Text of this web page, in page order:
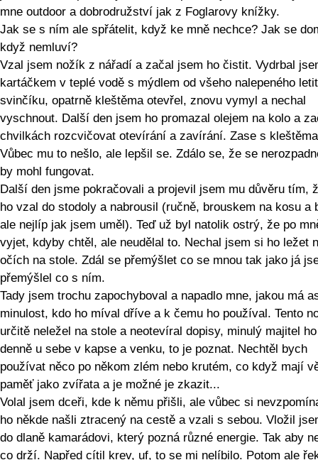
mne outdoor a dobrodružství jak z Foglarovy knížky.
Jak se s ním ale spřátelit, když ke mně nechce? Jak se
když nemluví?
Vzal jsem nožík z nářadí a začal jsem ho čistit. Vydrbal
kartáčkem v teplé vodě s mýdlem od všeho nalepeného
svinčíku, opatrně kleštěma otevřel, znovu vymyl a nechal
vyschnout. Další den jsem ho promazal olejem na kolo a
chvilkách rozcvičovat otevírání a zavírání. Zase s
Vůbec mu to nešlo, ale lepšil se. Zdálo se, že se
by mohl fungovat.
Další den jsme pokračovali a projevil jsem mu důvěru tím,
ho vzal do stodoly a nabrousil (ručně, brouskem na kosu a
ale nejlíp jak jsem uměl). Teď už byl natolik ostrý, že po
vyjet, kdyby chtěl, ale neudělal to. Nechal jsem si ho ležet
očích na stole. Zdál se přemýšlet co se mnou tak jako já
přemýšlel co s ním.
Tady jsem trochu zapochyboval a napadlo mne, jakou má
minulost, kdo ho míval dříve a k čemu ho používal. Tento
určitě neležel na stole a neotevíral dopisy, minulý majitel
denně u sebe v kapse a venku, to je poznat. Nechtěl bych
používat něco po někom zlém nebo krutém, co když mají
paměť jako zvířata a je možné je zkazit...
Volal jsem dceři, kde k němu přišli, ale vůbec si
ho někde našli ztracený na cestě a vzali s sebou. Vložil
do dlaně kamarádovi, který pozná různé energie. Tak aby
co drží. Napřed cítil krev, uf, to se mi nelíbilo. Potom ale